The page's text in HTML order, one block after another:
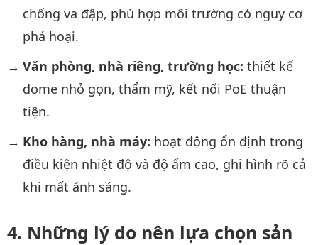
chống va đập, phù hợp môi trường có nguy cơ
phá hoại.
Văn phòng, nhà riêng, trường học: thiết kế
dome nhỏ gọn, thẩm mỹ, kết nối PoE thuận
tiện.
Kho hàng, nhà máy: hoạt động ổn định trong
điều kiện nhiệt độ và độ ẩm cao, ghi hình rõ cả
khi mất ánh sáng.
Những lý do nên lựa chọn sản